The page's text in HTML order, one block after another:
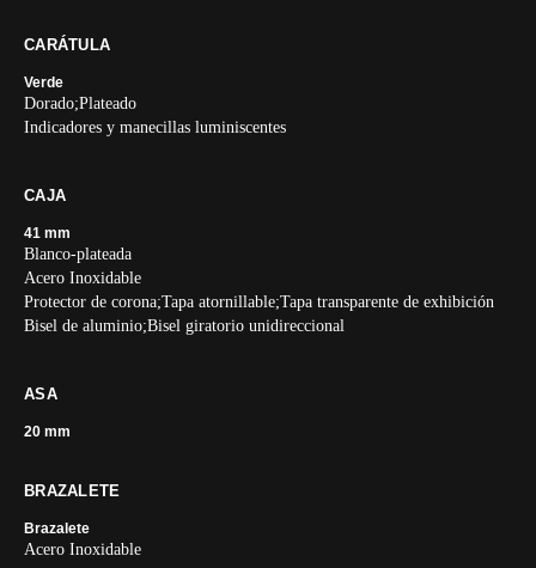
CARÁTULA
Verde
Dorado;Plateado
Indicadores y manecillas luminiscentes
CAJA
41 mm
Blanco-plateada
Acero Inoxidable
Protector de corona;Tapa atornillable;Tapa transparente de exhibición
Bisel de aluminio;Bisel giratorio unidireccional
ASA
20 mm
BRAZALETE
Brazalete
Acero Inoxidable